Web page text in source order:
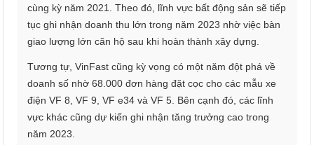
cùng kỳ năm 2021. Theo đó, lĩnh vực bất động sản sẽ tiếp
tục ghi nhận doanh thu lớn trong năm 2023 nhờ việc bàn
giao lượng lớn căn hộ sau khi hoàn thành xây dựng.
Tương tự, VinFast cũng kỳ vọng có một năm đột phá về
doanh số nhờ 68.000 đơn hàng đặt cọc cho các mẫu xe
điện VF 8, VF 9, VF e34 và VF 5. Bên cạnh đó, các lĩnh
vực khác cũng dự kiến ghi nhận tăng trưởng cao trong
năm 2023.